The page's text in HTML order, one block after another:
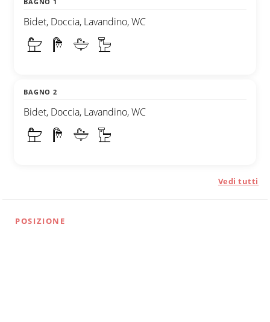
Bidet, Doccia, Lavandino, WC
BAGNO 2
Bidet, Doccia, Lavandino, WC
Vedi tutti
POSIZIONE